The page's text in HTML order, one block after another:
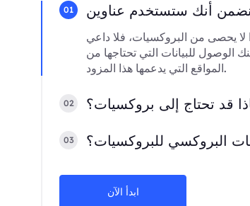
01
لا يحصى من البروكسيات، فلا داعي
الوصول للبيانات التي تحتاجها من
المواقع التي يدعمها هذا المزود.
02 قد تحتاج إلى بروكسيات؟
03 البروكسي للبروكسيات؟
ابدأ الآن